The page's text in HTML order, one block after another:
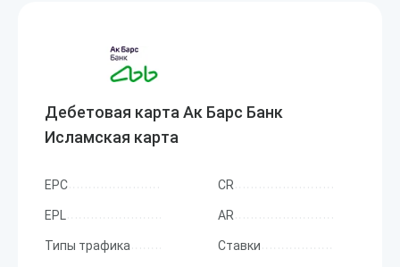
Дебетовая карта Ак Барс Банк
Исламская карта
EPC CR
EPL AR
Типы трафика Ставки